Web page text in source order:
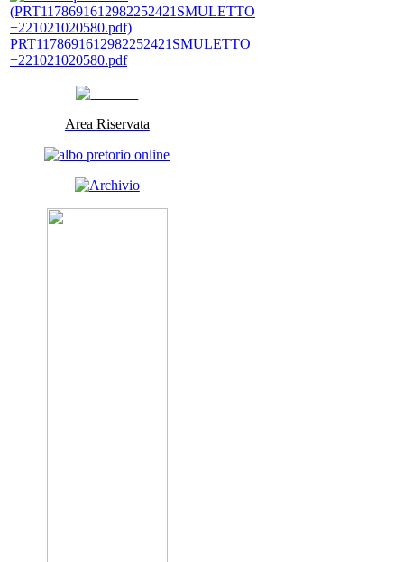
PRT1178691612982252421SMULETTO
+221021020580.pdf
Area Riservata